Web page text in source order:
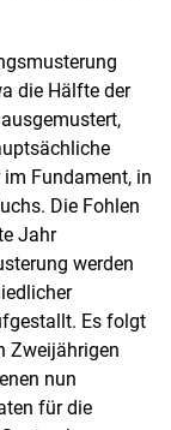
die Hälfte der
Fundament, in
Die Fohlen
Jahr
werden
Es folgt
Zweijährigen
nun
für die